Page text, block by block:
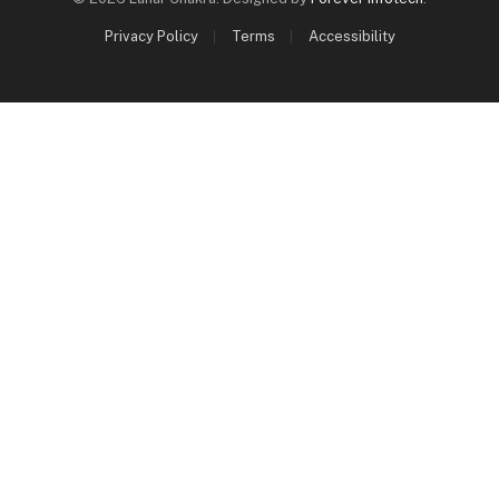
Privacy Policy Terms Accessibility